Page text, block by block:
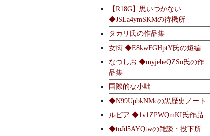
【R18G】思いつかない
◆JSLa4ymSKMの待機所
タカリ氏の作品集
女衒 ◆E8kwFGHptY氏の短編
なつしお ◆myjeheQZSo氏の作
品集
国際的な小咄
◆N99UpbkNMcの黒歴史ノート
ルピア ◆1v1ZPWQmKI氏作品
◆toJd5AYQtwの雑談・投下所